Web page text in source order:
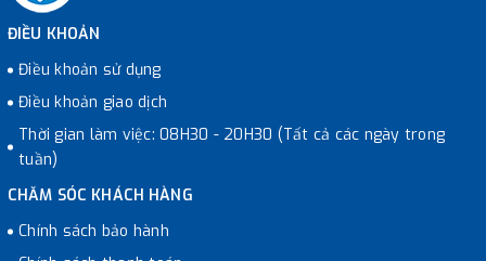
ĐIỀU KHOẢN
Điều khoản sử dụng
Điều khoản giao dịch
Thời gian làm việc: 08H30 - 20H30 (Tất cả các ngày trong
tuần)
CHĂM SÓC KHÁCH HÀNG
Chính sách bảo hành